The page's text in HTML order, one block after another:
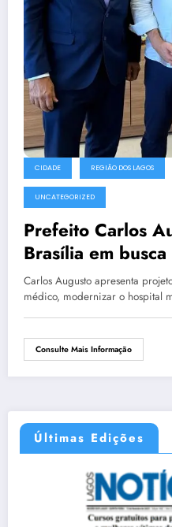
CIDADE REGIÃO DOS LAGOS
UNCATEGORIZED
Prefeito Carlos
Brasília em busca de recursos para
Saúde do
Carlos Augusto apresenta
médico, modernizar o hospital
Consulte Mais Informação
Últimas Edições